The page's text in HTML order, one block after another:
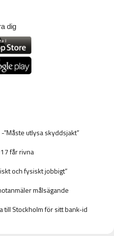
dig
utlysa skyddsjakt”
får rivna
och fysiskt jobbigt”
målsägande
till Stockholm för sitt bank-id